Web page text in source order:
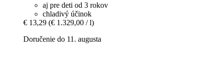
aj pre deti od 3 rokov
chladivý účinok
€ 13,29 (€ 1.329,00 / l)
Doručenie do 11. augusta